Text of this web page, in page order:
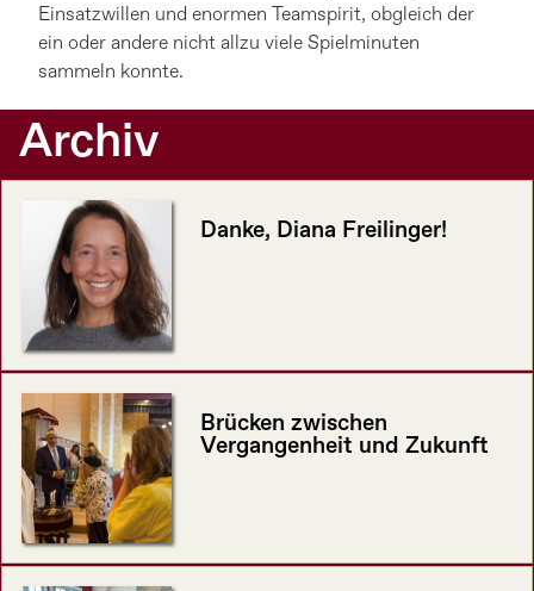
Einsatzwillen und enormen Teamspirit, obgleich der
ein oder andere nicht allzu viele Spielminuten
sammeln konnte.
Archiv
Danke, Diana Freilinger!
Brücken zwischen
Vergangenheit und Zukunft